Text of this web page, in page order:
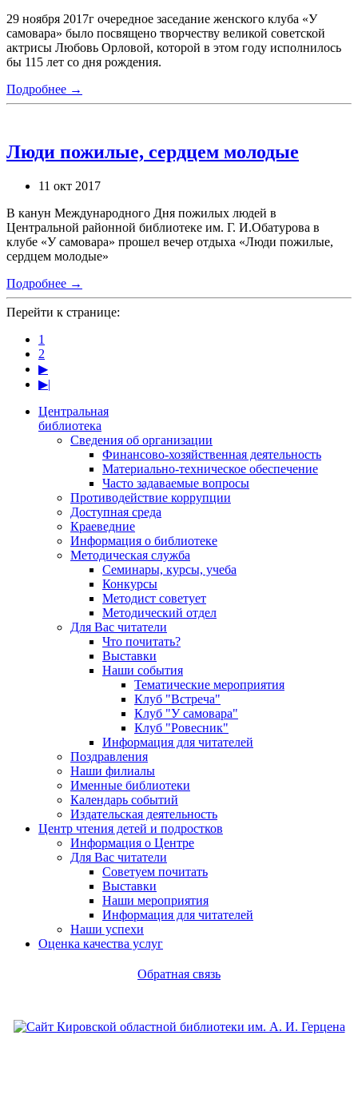
29 ноября 2017г очередное заседание женского клуба «У
самовара» было посвящено творчеству великой советской
актрисы Любовь Орловой, которой в этом году исполнилось
бы 115 лет со дня рождения.
Подробнее →
Люди пожилые, сердцем молодые
11 окт 2017
В канун Международного Дня пожилых людей в
Центральной районной библиотеке им. Г. И.Обатурова в
клубе «У самовара» прошел вечер отдыха «Люди пожилые,
сердцем молодые»
Подробнее →
Перейти к странице:
1
2
▶
▶|
Центральная
библиотека
Сведения об организации
Финансово-хозяйственная деятельность
Материально-техническое обеспечение
Часто задаваемые вопросы
Противодействие коррупции
Доступная среда
Краеведние
Информация о библиотеке
Методическая служба
Семинары, курсы, учеба
Конкурсы
Методист советует
Методический отдел
Для Вас читатели
Что почитать?
Выставки
Наши события
Тематические мероприятия
Клуб "Встреча"
Клуб "У самовара"
Клуб "Ровесник"
Информация для читателей
Поздравления
Наши филиалы
Именные библиотеки
Календарь событий
Издательская деятельность
Центр чтения детей и подростков
Информация о Центре
Для Вас читатели
Советуем почитать
Выставки
Наши мероприятия
Информация для читателей
Наши успехи
Оценка качества услуг
Обратная связь